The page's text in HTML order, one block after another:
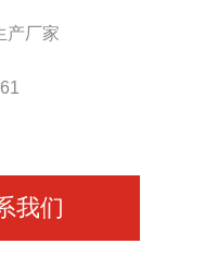
产厂家
我们